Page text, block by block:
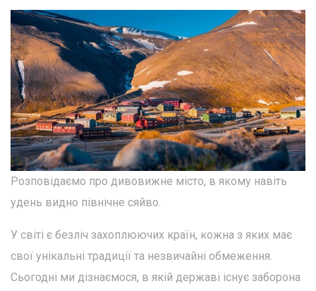
Розповідаємо про дивовижне місто, в якому навіть
удень видно північне сяйво.
У світі є безліч захоплюючих країн, кожна з яких має
свої унікальні традиції та незвичайні обмеження.
Сьогодні ми дізнаємося, в якій державі існує заборона